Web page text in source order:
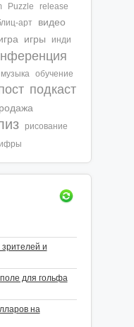
Puzzle
release
арт
видео
игры
инди
музыка обучение
подкаст
рисование
и
для гольфа
на